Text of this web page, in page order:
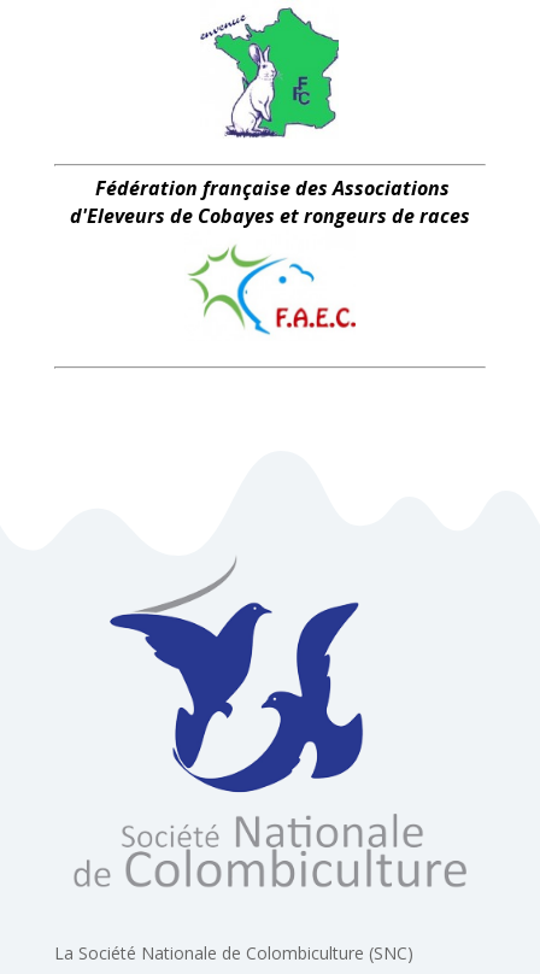
Fédération française des Associations
d'Eleveurs de Cobayes et rongeurs de races
La Société Nationale de Colombiculture (SNC)